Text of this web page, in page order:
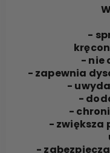
-
- nie
- zapewnia
-
-
-
- zwiększa
-